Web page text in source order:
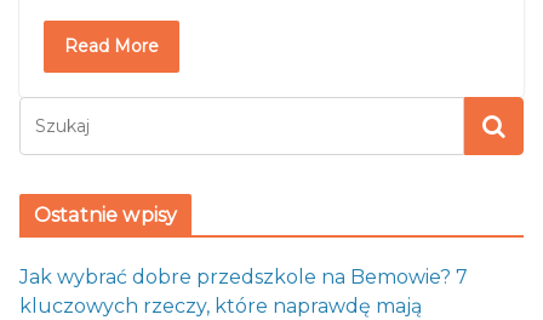
Read More
Ostatnie wpisy
Jak wybrać dobre przedszkole na Bemowie? 7
kluczowych rzeczy, które naprawdę mają